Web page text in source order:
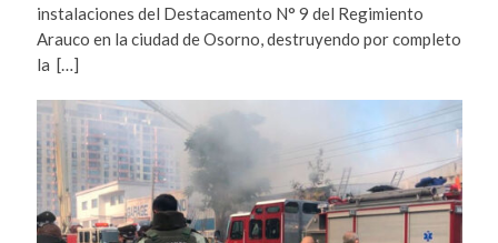
instalaciones del Destacamento N° 9 del Regimiento
Arauco en la ciudad de Osorno, destruyendo por completo
la […]